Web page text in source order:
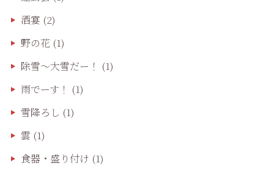
酒宴 (2)
野の花 (1)
除雪〜大雪だー！ (1)
雨でーす！ (1)
雪降ろし (1)
雲 (1)
食器・盛り付け (1)